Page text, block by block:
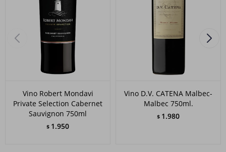
Vino Robert Mondavi
Private Selection Cabernet
Sauvignon 750ml
$ 1.950
Vino D.V. CATENA Malbec-
Malbec 750ml.
$ 1.980